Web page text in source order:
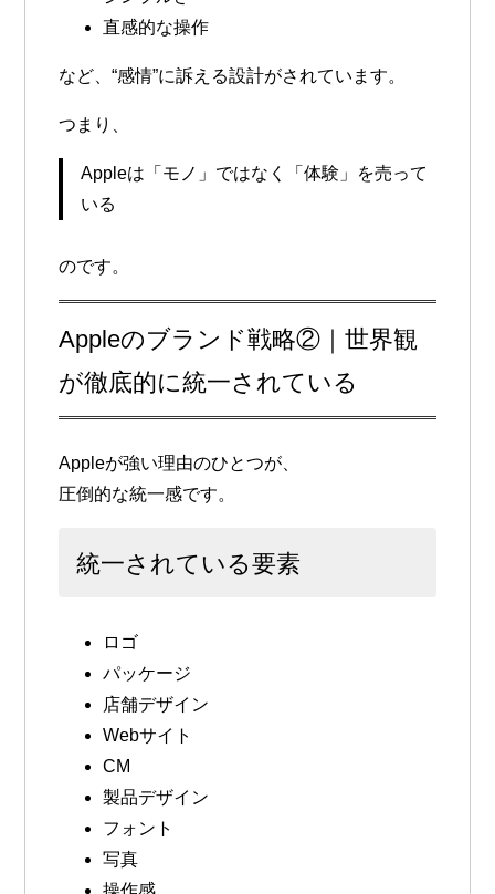
直感的な操作
など、“感情”に訴える設計がされています。
つまり、
Appleは「モノ」ではなく「体験」を売って
いる
のです。
Appleのブランド戦略②｜世界観
が徹底的に統一されている
Appleが強い理由のひとつが、
圧倒的な統一感です。
統一されている要素
ロゴ
パッケージ
店舗デザイン
Webサイト
CM
製品デザイン
フォント
写真
操作感